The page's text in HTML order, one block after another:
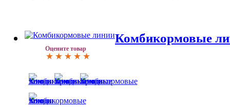
Оцените товар
Комбикормовые